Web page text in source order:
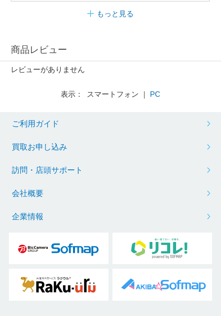
もっと見る
商品レビュー
レビューがありません
表示： スマートフォン ｜ PC
ご利用ガイド
買取お申し込み
訪問・店頭サポート
会社概要
企業情報